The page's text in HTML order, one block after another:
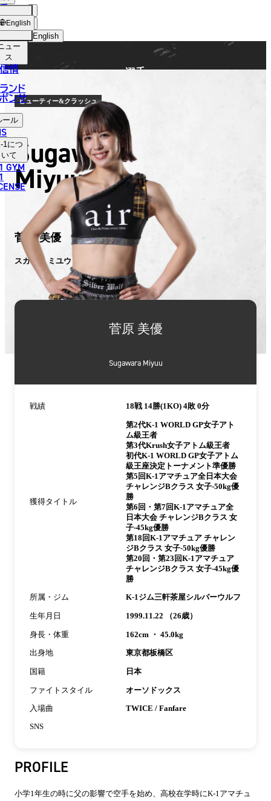
English
中文（简体）
中文（繁體）
ไทย
العربية
ョッ
プ
ュー
ス
情
ンド
ンサ
ール
1につ
いて
GYM
English
選手
ビューティー&クラッシュ
Sugawara
Miyuu
菅原 美優
スガワラ ミユウ
菅原 美優
Sugawara Miyuu
戦績 18戦 14勝(1KO) 4敗 0分
獲得タイトル
第2代K-1 WORLD GP女子アト
ム級王者
第3代Krush女子アトム級王者
初代K-1 WORLD GP女子アトム
級王座決定トーナメント準優勝
第5回K-1アマチュア全日本大会
チャレンジBクラス 女子-50kg優
勝
第6回・第7回K-1アマチュア全
日本大会 チャレンジBクラス 女
子-45kg優勝
第18回K-1アマチュア チャレン
ジBクラス 女子-50kg優勝
第20回・第23回K-1アマチュア
チャレンジBクラス 女子-45kg優
勝
所属・ジム K-1ジム三軒茶屋シルバーウルフ
生年月日 1999.11.22 （26歳）
身長・体重 162cm ・ 45.0kg
出身地 東京都板橋区
国籍 日本
ファイトスタイル オーソドックス
入場曲 TWICE / Fanfare
SNS
PROFILE
小学1年生の時に父の影響で空手を始め、高校在学時にK-1アマチュ